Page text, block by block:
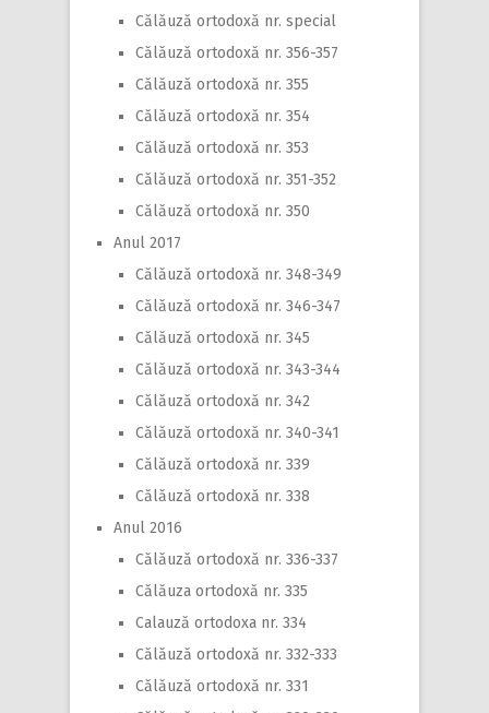
Călăuză ortodoxă nr. special
Călăuză ortodoxă nr. 356-357
Călăuză ortodoxă nr. 355
Călăuză ortodoxă nr. 354
Călăuză ortodoxă nr. 353
Călăuză ortodoxă nr. 351-352
Călăuză ortodoxă nr. 350
Anul 2017
Călăuză ortodoxă nr. 348-349
Călăuză ortodoxă nr. 346-347
Călăuză ortodoxă nr. 345
Călăuză ortodoxă nr. 343-344
Călăuză ortodoxă nr. 342
Călăuză ortodoxă nr. 340-341
Călăuză ortodoxă nr. 339
Călăuză ortodoxă nr. 338
Anul 2016
Călăuză ortodoxă nr. 336-337
Călăuza ortodoxă nr. 335
Calauză ortodoxa nr. 334
Călăuză ortodoxă nr. 332-333
Călăuză ortodoxă nr. 331